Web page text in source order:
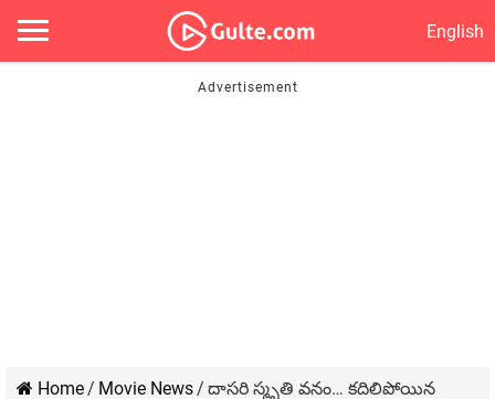
English
Home/ Movie News/ దాసరి స్మృతి వనం… కదిలిపోయిన